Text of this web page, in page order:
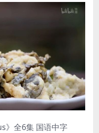
》全6集 国语中字